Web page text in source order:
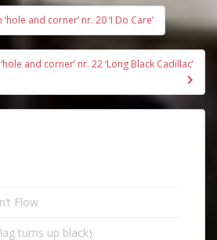
and corner’ nr. 20 ‘I Do Care’
and corner’ nr. 22 ‘Long Black Cadillac’
Flow
turns up black)